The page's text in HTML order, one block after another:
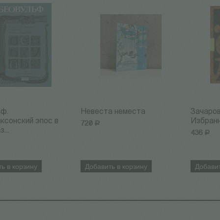
эпос в
в корзину
Невеста неместа
720 Р
Добавить в корзину
436 Р